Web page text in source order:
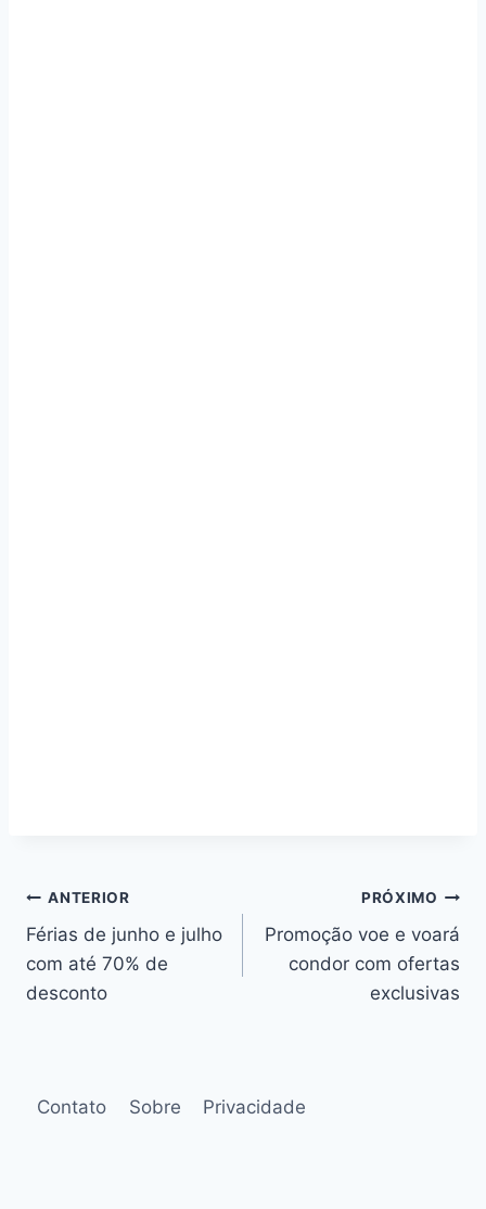
Navegação
de
Post
ANTERIOR
Férias de junho e julho
com até 70% de
desconto
PRÓXIMO
Promoção voe e voará
condor com ofertas
exclusivas
Contato Sobre Privacidade